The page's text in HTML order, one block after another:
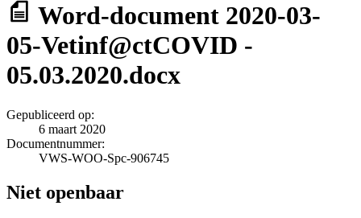
Word-document 2020-03-
05-Vetinf@ctCOVID -
05.03.2020.docx
Gepubliceerd op:
6 maart 2020
Documentnummer:
VWS-WOO-Spc-906745
Niet openbaar